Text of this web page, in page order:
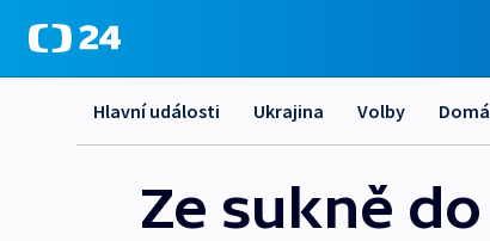
Hlavní události Ukrajina Volby
Ze sukně